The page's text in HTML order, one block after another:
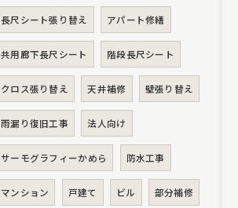
長尺シート張り替え アパート修繕
共用廊下長尺シート 階段長尺シート
クロス張り替え 天井補修 壁張り替え
雨漏り復旧工事 法人向け
サーモグラフィーかめら 防水工事
マンション 戸建て ビル 部分補修